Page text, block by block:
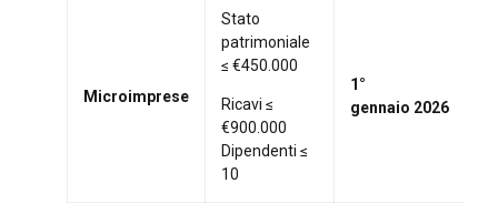
Microimprese
Stato
patrimoniale
≤ €450.000
Ricavi ≤
€900.000
Dipendenti ≤
10
1°
gennaio 2026